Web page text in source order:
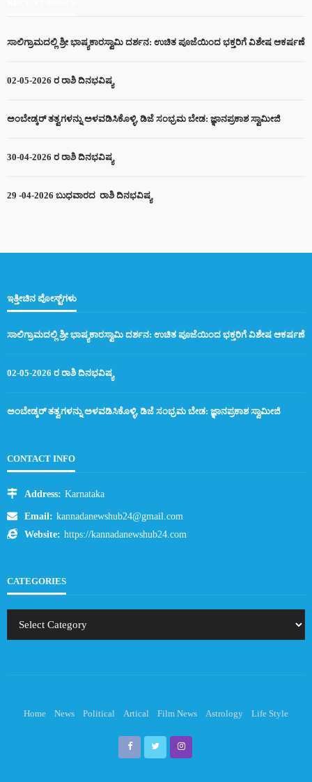
ಸಾಲಿಗ್ರಾಮದಲ್ಲಿ ಶ್ರೀ ಭಾಷ್ಯಕಾರಸ್ವಾಮಿ ದರ್ಶನ: ಉಚಿತ ಪೂಜೆಯಿಂದ ಭಕ್ತರಿಗೆ ವಿಶೇಷ ಆಕರ್ಷಣೆ
02-05-2026 ರ ರಾಶಿ ದಿನಭವಿಷ್ಯ
ಅಂಬೇಡ್ಕರ್ ತತ್ವಗಳನ್ನು ಅಳವಡಿಸಿಕೊಳ್ಳಿ, ಡಿಜೆ ಸಂಭ್ರಮ ಬೇಡ: ಜ್ಞಾನಪ್ರಕಾಶ ಸ್ವಾಮೀಜಿ
30-04-2026 ರ ರಾಶಿ ದಿನಭವಿಷ್ಯ
29 -04-2026 ಬುಧವಾರದ ರಾಶಿ ದಿನಭವಿಷ್ಯ
ಇತ್ತೀಚಿನ ಪೋಸ್ಟ್‌ಗಳು
ಸಾಲಿಗ್ರಾಮದಲ್ಲಿ ಶ್ರೀ ಭಾಷ್ಯಕಾರಸ್ವಾಮಿ ದರ್ಶನ: ಉಚಿತ ಪೂಜೆಯಿಂದ ಭಕ್ತರಿಗೆ ವಿಶೇಷ ಆಕರ್ಷಣೆ
02-05-2026 ರ ರಾಶಿ ದಿನಭವಿಷ್ಯ
ಅಂಬೇಡ್ಕರ್ ತತ್ವಗಳನ್ನು ಅಳವಡಿಸಿಕೊಳ್ಳಿ, ಡಿಜೆ ಸಂಭ್ರಮ ಬೇಡ: ಜ್ಞಾನಪ್ರಕಾಶ ಸ್ವಾಮೀಜಿ
CONTACT INFO
Address: Karnataka
Email: kannadanewshub24@gmail.com
Website: https://kannadanewshub24.com
CATEGORIES
Home News Political Artical Film News Astrology Life Style